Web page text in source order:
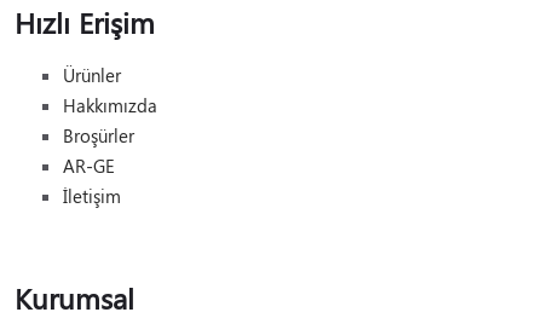
Hızlı Erişim
Ürünler
Hakkımızda
Broşürler
AR-GE
İletişim
Kurumsal